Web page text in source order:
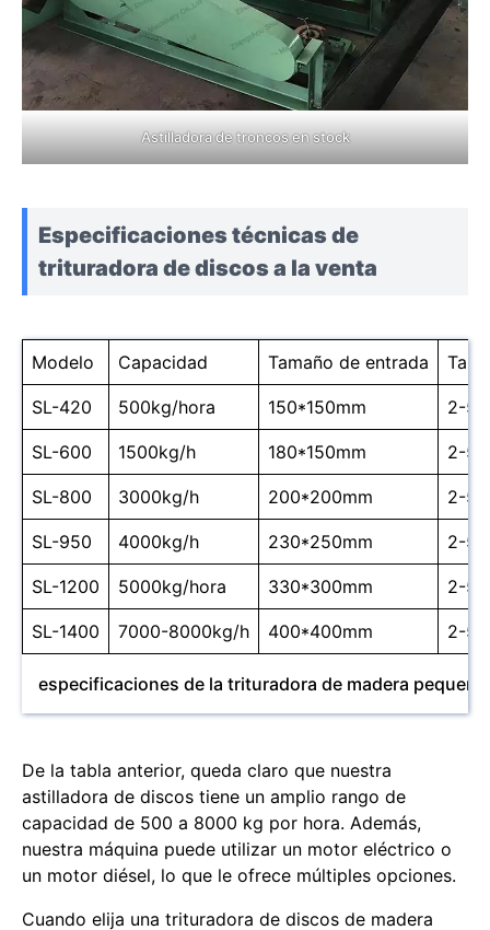
Astilladora de troncos en stock
Especificaciones técnicas de
trituradora de discos a la venta
Modelo Capacidad Tamaño de entrada
SL-420 500kg/hora 150*150mm 2-
SL-600 1500kg/h 180*150mm 2-
SL-800 3000kg/h 200*200mm 2-
SL-950 4000kg/h 230*250mm 2-
SL-1200 5000kg/hora 330*300mm 2-
SL-1400 7000-8000kg/h 400*400mm 2-
especificaciones de la trituradora de madera pequeña
De la tabla anterior, queda claro que nuestra
astilladora de discos tiene un amplio rango de
capacidad de 500 a 8000 kg por hora. Además,
nuestra máquina puede utilizar un motor eléctrico o
un motor diésel, lo que le ofrece múltiples opciones.
Cuando elija una trituradora de discos de madera